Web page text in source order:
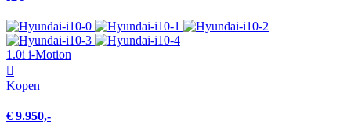
1.0i i-Motion
Kopen
€ 9.950,-